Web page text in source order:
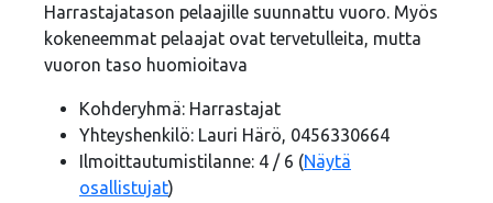
Harrastajatason pelaajille suunnattu vuoro. Myös
kokeneemmat pelaajat ovat tervetulleita, mutta
vuoron taso huomioitava
Kohderyhmä: Harrastajat
Yhteyshenkilö: Lauri Härö, 0456330664
Ilmoittautumistilanne: 4 / 6 (Näytä
osallistujat)